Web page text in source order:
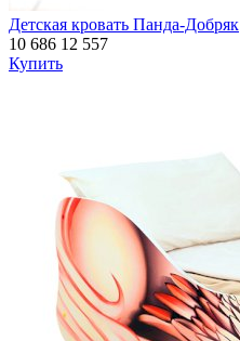
Детская кровать Панда-Добряк
10 686 12 557
Купить